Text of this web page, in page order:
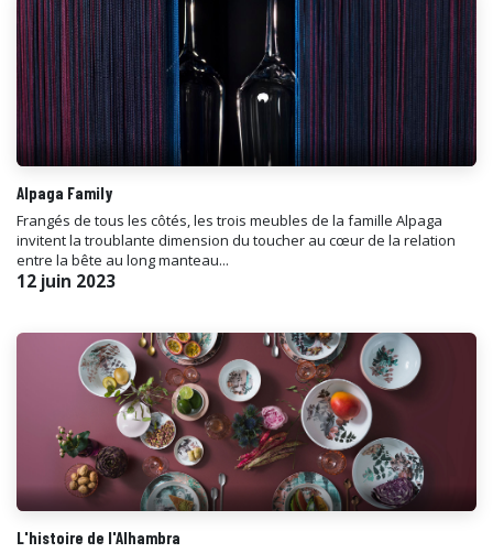
Alpaga Family
Frangés de tous les côtés, les trois meubles de la famille Alpaga
invitent la troublante dimension du toucher au cœur de la relation
entre la bête au long manteau...
12 juin 2023
L'histoire de l'Alhambra